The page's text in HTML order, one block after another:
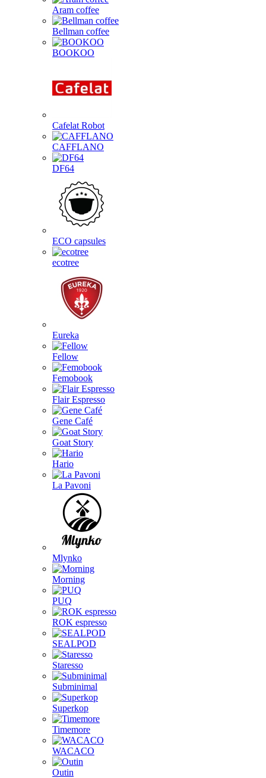
Aram coffee
Bellman coffee
BOOKOO
Cafelat Robot
CAFFLANO
DF64
ECO capsules
ecotree
Eureka
Fellow
Femobook
Flair Espresso
Gene Café
Goat Story
Hario
La Pavoni
Mlynko
Morning
PUQ
ROK espresso
SEALPOD
Staresso
Subminimal
Superkop
Timemore
WACACO
Outin